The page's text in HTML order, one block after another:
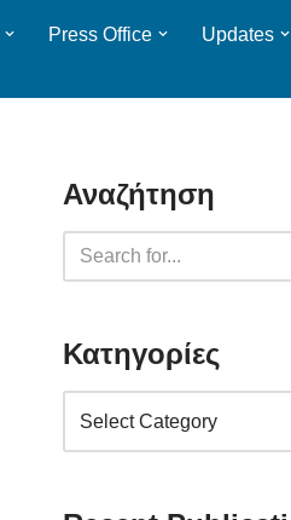
Press Οffice Updates
Αναζήτηση
Κατηγορίες